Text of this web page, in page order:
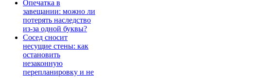
Опечатка в
завещании: можно ли
потерять наследство
из-за одной буквы?
Сосед сносит
несущие стены: как
остановить
незаконную
перепланировку и не